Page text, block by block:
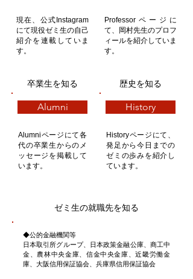
現在、​公式Instagram
にて現役ゼミ生の自己
紹介を連載していま
す。
卒業生を知る
Alumni
Alumniページにて各
代の卒業生からのメ
ッセージを掲載して
います。
Professorページに
て、岡村先生のプロフ
ィールを紹介していま
す。
歴史を知る
History
Historyページにて、
発足から今日までの
ゼミの歩みを紹介し
ています。
ゼミ生の就職先を知る
◆公的金融機関等
日本取引所グループ、 日本政策金融公庫、商工中
金、農林中央金庫、信金中央金庫、近畿労働金
庫、大阪信用保証協会、兵庫県信用保証協会